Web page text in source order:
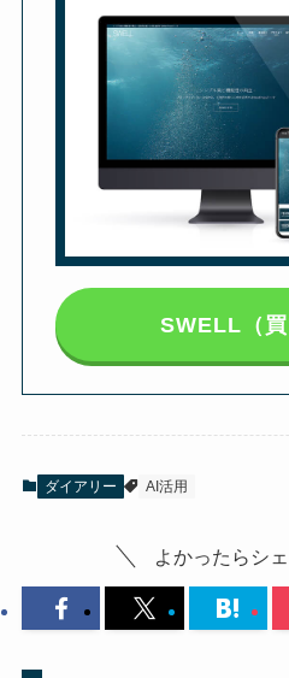
SWELL（買
ダイアリー AI活用
よかったらシ